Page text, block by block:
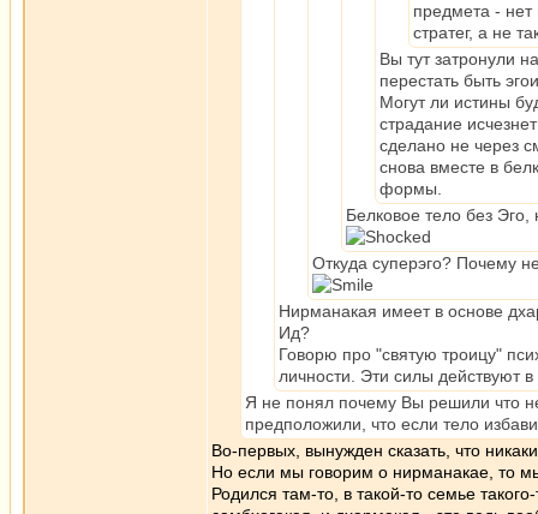
предмета - нет
стратег, а не
Вы тут затронули
перестать быть
Могут ли истины
страдание
сделано не через
снова вместе в
формы.
Белковое тело без
Откуда суперэго? Почему
Нирманакая имеет в основе
Ид?
Говорю про "святую троицу"
личности. Эти силы действуют
Я не понял почему Вы решили что
предположили, что если тело
Во-первых, вынужден сказать, что
Но если мы говорим о нирманакае, то
Родился там-то, в такой-то семье